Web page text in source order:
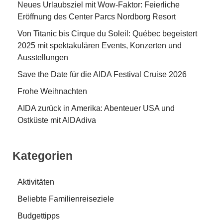
Neues Urlaubsziel mit Wow-Faktor: Feierliche
Eröffnung des Center Parcs Nordborg Resort
Von Titanic bis Cirque du Soleil: Québec begeistert
2025 mit spektakulären Events, Konzerten und
Ausstellungen
Save the Date für die AIDA Festival Cruise 2026
Frohe Weihnachten
AIDA zurück in Amerika: Abenteuer USA und
Ostküste mit AIDAdiva
Kategorien
Aktivitäten
Beliebte Familienreiseziele
Budgettipps